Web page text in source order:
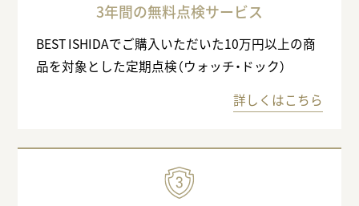
3年間の無料点検サービス
BEST ISHIDAでご購入いただいた10万円以上の商
品を対象とした定期点検（ウォッチ・ドック）
詳しくはこちら